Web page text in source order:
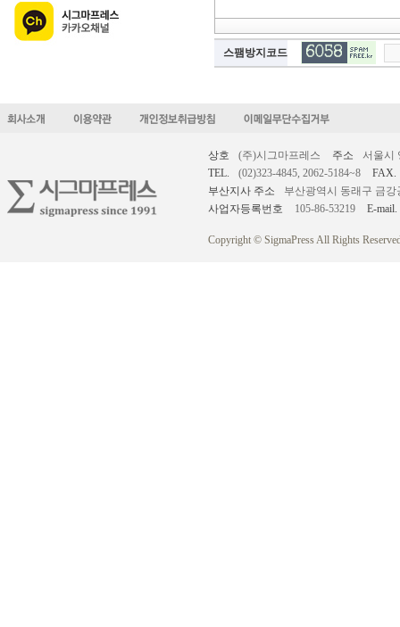
스팸방지코드
상호 (주)시그마프레스 주소
서울시
TEL.
(02)323-4845, 2062-5184~8
FAX.
부산지사 주소
부산광역시 동래구 금강
사업자등록번호
105-86-53219 E-mail.
Copyright © SigmaPress All Rights